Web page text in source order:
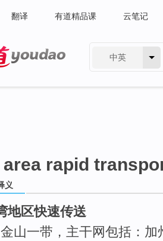
翻译 有道精品课 云笔记
中英
area rapid
义
地区快速传送
山一带，主干网包括：